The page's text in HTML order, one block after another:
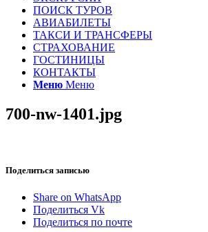
ПОИСК ТУРОВ
АВИАБИЛЕТЫ
ТАКСИ И ТРАНСФЕРЫ
СТРАХОВАНИЕ
ГОСТИНИЦЫ
КОНТАКТЫ
Меню Меню
700-nw-1401.jpg
Поделиться записью
Share on WhatsApp
Поделиться Vk
Поделиться по почте